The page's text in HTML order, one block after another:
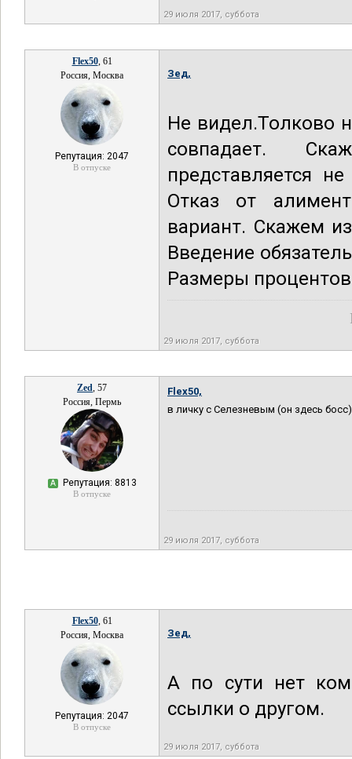
29 июля 2017, суббота
Flex50, 61
Россия, Москва
Репутация: 2047
В отпуске
Зед,
Не видел.Толково
совпадает.
представляется
Отказ от
вариант. Скажем
Введение
Размеры
29 июля 2017, суббота
Zed, 57
Россия, Пермь
А Репутация: 8813
В отпуске
Flex50,
в личку с Селезневым (он здесь
29 июля 2017, суббота
Flex50, 61
Россия, Москва
Репутация: 2047
В отпуске
Зед,
А по сути нет
ссылки о другом.
29 июля 2017, суббота